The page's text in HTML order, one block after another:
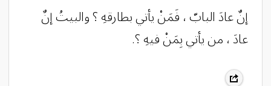
‏إنٌ عادَ البابّ ، فَمَنْ يأتي بطارقهِ ؟ والبيتُ إنٌ
عادَ ، من يأتي بِمَنْ فيهِ ؟.